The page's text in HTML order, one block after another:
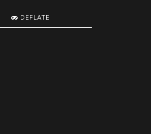
DEFLATE